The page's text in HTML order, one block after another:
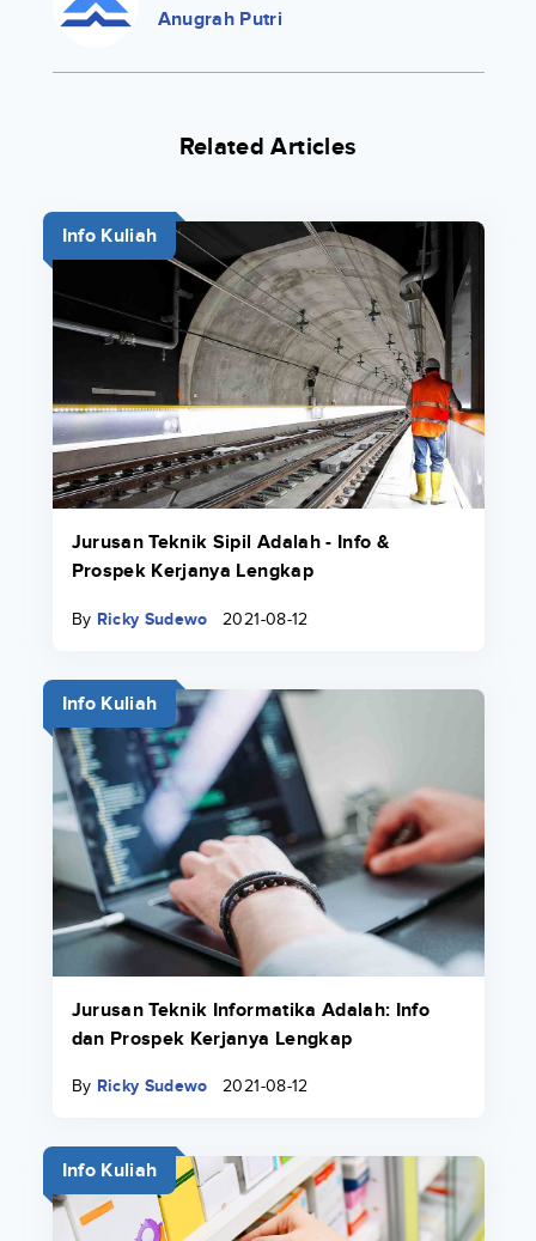
Anugrah Putri
Related Articles
Info Kuliah
Jurusan Teknik Sipil Adalah - Info &
Prospek Kerjanya Lengkap
By Ricky Sudewo 2021-08-12
Info Kuliah
Jurusan Teknik Informatika Adalah: Info
dan Prospek Kerjanya Lengkap
By Ricky Sudewo 2021-08-12
Info Kuliah